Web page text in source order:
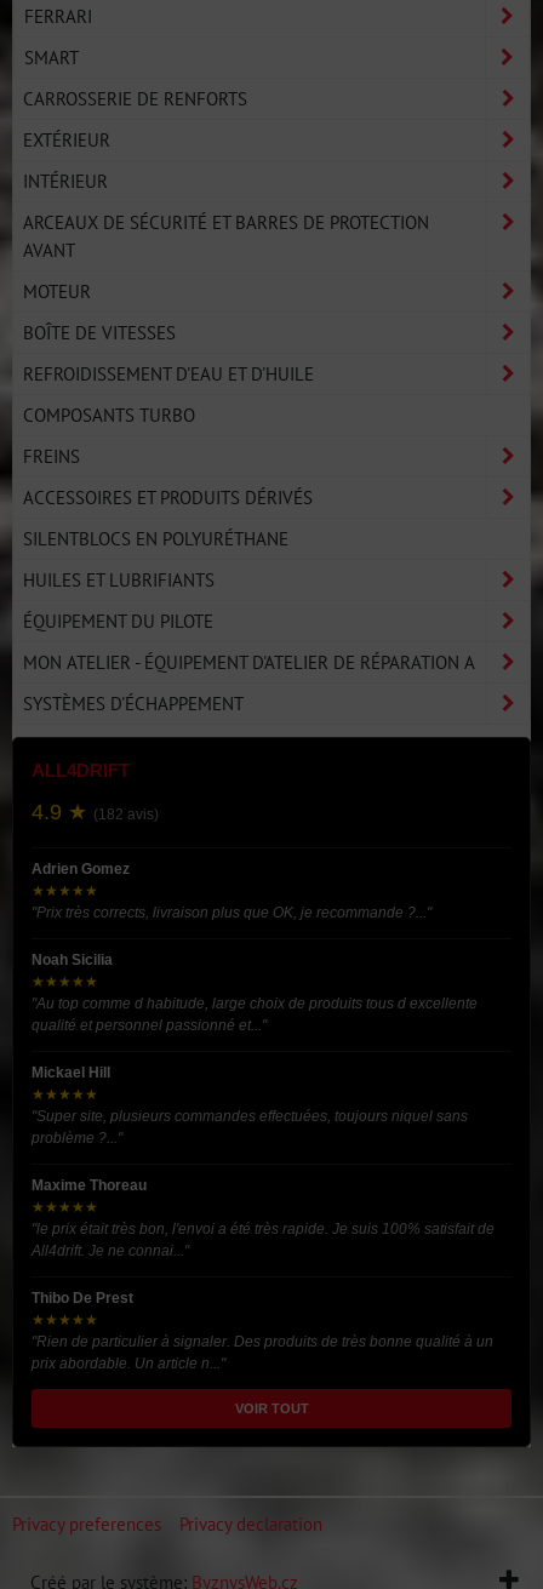
FERRARI
SMART
CARROSSERIE DE RENFORTS
EXTÉRIEUR
INTÉRIEUR
ARCEAUX DE SÉCURITÉ ET BARRES DE PROTECTION
AVANT
MOTEUR
BOÎTE DE VITESSES
REFROIDISSEMENT D'EAU ET D'HUILE
COMPOSANTS TURBO
FREINS
ACCESSOIRES ET PRODUITS DÉRIVÉS
SILENTBLOCS EN POLYURÉTHANE
HUILES ET LUBRIFIANTS
ÉQUIPEMENT DU PILOTE
MON ATELIER - ÉQUIPEMENT D'ATELIER DE RÉPARATION A
SYSTÈMES D'ÉCHAPPEMENT
ALL4DRIFT
4.9 ★ (182 avis)
Adrien Gomez
★★★★★
"Prix très corrects, livraison plus que OK, je recommande ?..."
Noah Sicilia
★★★★★
"Au top comme d habitude, large choix de produits tous d excellente
qualité et personnel passionné et..."
Mickael Hill
★★★★★
"Super site, plusieurs commandes effectuées, toujours niquel sans
problème ?..."
Maxime Thoreau
★★★★★
"le prix était très bon, l'envoi a été très rapide. Je suis 100% satisfait de
All4drift. Je ne connai..."
Thibo De Prest
★★★★★
"Rien de particulier à signaler. Des produits de très bonne qualité à un
prix abordable. Un article n..."
VOIR TOUT
Privacy preferences Privacy declaration
Créé par le système: ByznysWeb.cz